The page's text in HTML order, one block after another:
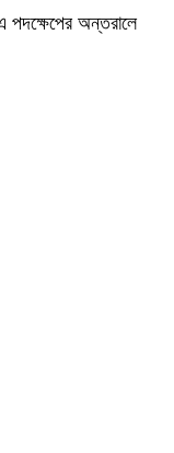
এ পদক্ষেপের অন্তরালে